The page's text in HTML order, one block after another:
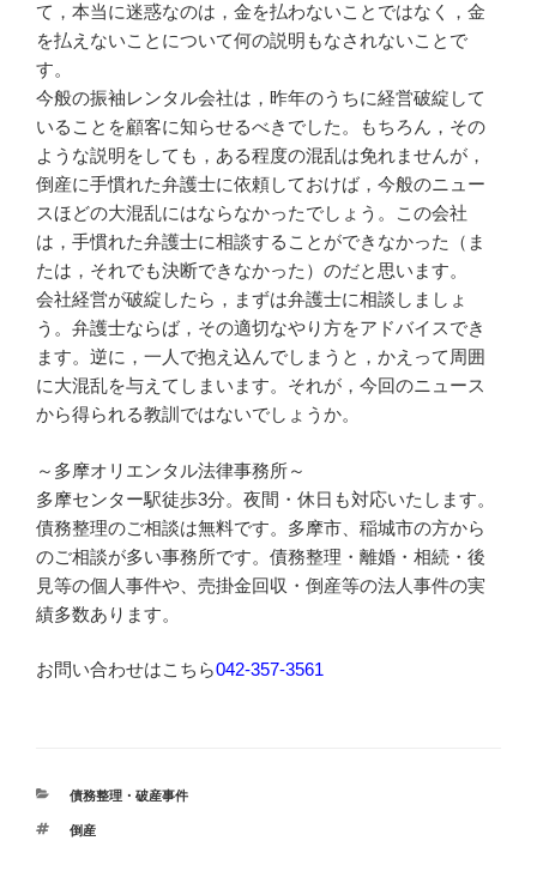
て，本当に迷惑なのは，金を払わないことではなく，金
を払えないことについて何の説明もなされないことで
す。
今般の振袖レンタル会社は，昨年のうちに経営破綻して
いることを顧客に知らせるべきでした。もちろん，その
ような説明をしても，ある程度の混乱は免れませんが，
倒産に手慣れた弁護士に依頼しておけば，今般のニュー
スほどの大混乱にはならなかったでしょう。この会社
は，手慣れた弁護士に相談することができなかった（ま
たは，それでも決断できなかった）のだと思います。
会社経営が破綻したら，まずは弁護士に相談しましょ
う。弁護士ならば，その適切なやり方をアドバイスでき
ます。逆に，一人で抱え込んでしまうと，かえって周囲
に大混乱を与えてしまいます。それが，今回のニュース
から得られる教訓ではないでしょうか。
～多摩オリエンタル法律事務所～
多摩センター駅徒歩3分。夜間・休日も対応いたします。
債務整理のご相談は無料です。多摩市、稲城市の方から
のご相談が多い事務所です。債務整理・離婚・相続・後
見等の個人事件や、売掛金回収・倒産等の法人事件の実
績多数あります。
お問い合わせはこちら042-357-3561
カ
ゴ
債務整理・破産事件
タ
倒産